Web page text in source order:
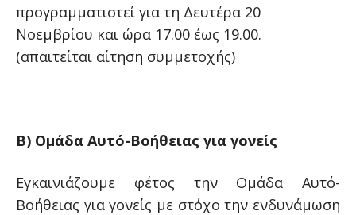
προγραμματιστεί για τη Δευτέρα 20
Νοεμβρίου και ώρα 17.00 έως 19.00.
(απαιτείται αίτηση συμμετοχής)
Β) Ομάδα Αυτό-Βοήθειας για γονείς
Εγκαινιάζουμε φέτος την Ομάδα Αυτό-
Βοήθειας για γονείς με στόχο την ενδυνάμωση